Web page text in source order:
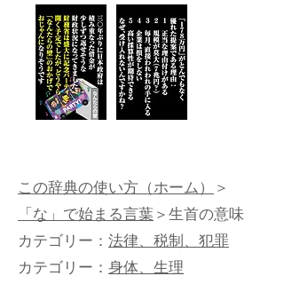
この辞典の使い方（ホーム）＞
「な」で始まる言葉＞生首の意味
カテゴリー： 法律、税制、犯罪
カテゴリー： 身体、生理